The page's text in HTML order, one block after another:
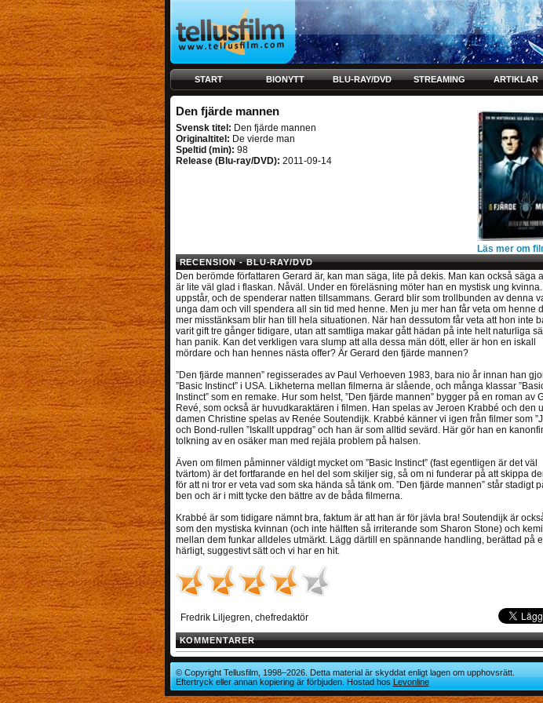
START BIONYTT BLU-RAY/DVD STREAMING ARTIKLAR
Den fjärde mannen
Läs mer om
Svensk titel: Den fjärde mannen
Originaltitel: De vierde man
Speltid (min): 98
Release (Blu-ray/DVD): 2011-09-14
RECENSION - BLU-RAY/DVD
Den berömde författaren Gerard är, kan man säga, lite på dekis. Man kan också säga
är lite väl glad i flaskan. Nåväl. Under en föreläsning möter han en mystisk ung kvinna.
uppstår, och de spenderar natten tillsammans. Gerard blir som trollbunden av denna
unga dam och vill spendera all sin tid med henne. Men ju mer han får veta om henne
mer misstänksam blir han till hela situationen. När han dessutom får veta att hon inte
varit gift tre gånger tidigare, utan att samtliga makar gått hädan på inte helt naturliga
han panik. Kan det verkligen vara slump att alla dessa män dött, eller är hon en iskall
mördare och han hennes nästa offer? Är Gerard den fjärde mannen?
”Den fjärde mannen” regisserades av Paul Verhoeven 1983, bara nio år innan han
”Basic Instinct” i USA. Likheterna mellan filmerna är slående, och många klassar
Instinct” som en remake. Hur som helst, ”Den fjärde mannen” bygger på en roman av
Revé, som också är huvudkaraktären i filmen. Han spelas av Jeroen Krabbé och den
damen Christine spelas av Renée Soutendijk. Krabbé känner vi igen från filmer som
och Bond-rullen ”Iskallt uppdrag” och han är som alltid sevärd. Här gör han en
tolkning av en osäker man med rejäla problem på halsen.
Även om filmen påminner väldigt mycket om ”Basic Instinct” (fast egentligen är det väl
tvärtom) är det fortfarande en hel del som skiljer sig, så om ni funderar på att skippa
för att ni tror er veta vad som ska hända så tänk om. ”Den fjärde mannen” står stadigt
ben och är i mitt tycke den bättre av de båda filmerna.
Krabbé är som tidigare nämnt bra, faktum är att han är för jävla bra! Soutendijk är
som den mystiska kvinnan (och inte hälften så irriterande som Sharon Stone) och
mellan dem funkar alldeles utmärkt. Lägg därtill en spännande handling, berättad på
härligt, suggestivt sätt och vi har en hit.
Fredrik Liljegren, chefredaktör
KOMMENTARER
© Copyright Tellusfilm, 1998–2026. Detta material är skyddat enligt lagen om upphovsrätt.
Eftertryck eller annan kopiering är förbjuden. Hostad hosLevonline